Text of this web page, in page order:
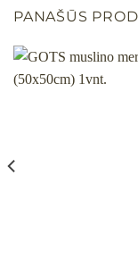
PANAŠŪS